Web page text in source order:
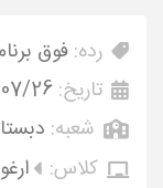
رده: فوق
تاریخ: 26
شعبه:
کلاس: